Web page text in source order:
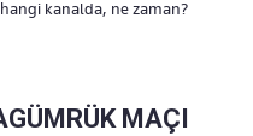
kanalda, ne zaman?
MAÇI